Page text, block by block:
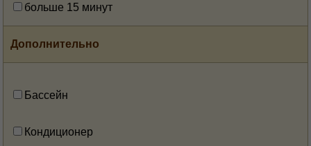
больше 15 минут
Дополнительно
Бассейн
Кондиционер